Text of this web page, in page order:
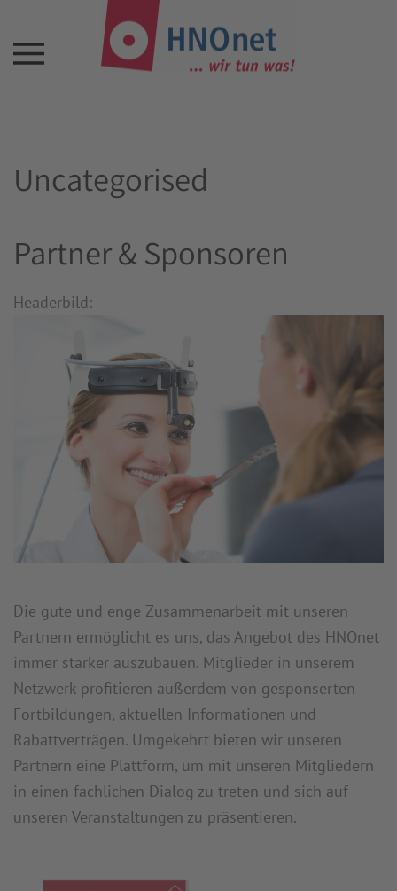
Uncategorised
Partner & Sponsoren
Headerbild:
Die gute und enge Zusammenarbeit mit unseren
Partnern ermöglicht es uns, das Angebot des HNOnet
immer stärker auszubauen. Mitglieder in unserem
Netzwerk profitieren außerdem von gesponserten
Fortbildungen, aktuellen Informationen und
Rabattverträgen. Umgekehrt bieten wir unseren
Partnern eine Plattform, um mit unseren Mitgliedern
in einen fachlichen Dialog zu treten und sich auf
unseren Veranstaltungen zu präsentieren.